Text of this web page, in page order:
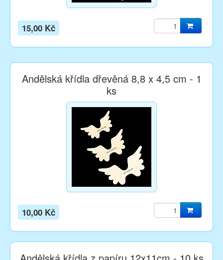
15,00 Kč
Andělská křídla dřevěná 8,8 x 4,5 cm - 1
ks
10,00 Kč